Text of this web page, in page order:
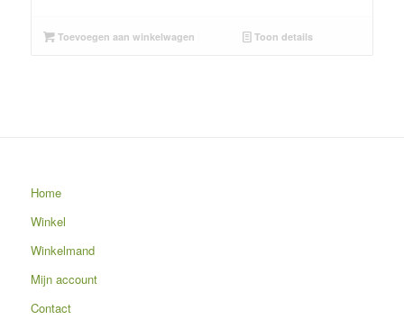
Toevoegen aan winkelwagen Toon details
Home
Winkel
Winkelmand
Mijn account
Contact